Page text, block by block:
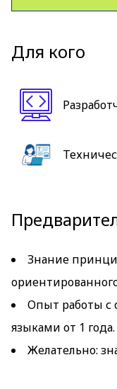
Для кого
Знание
Опыт работы с
языками от 1 года.
Желательно: